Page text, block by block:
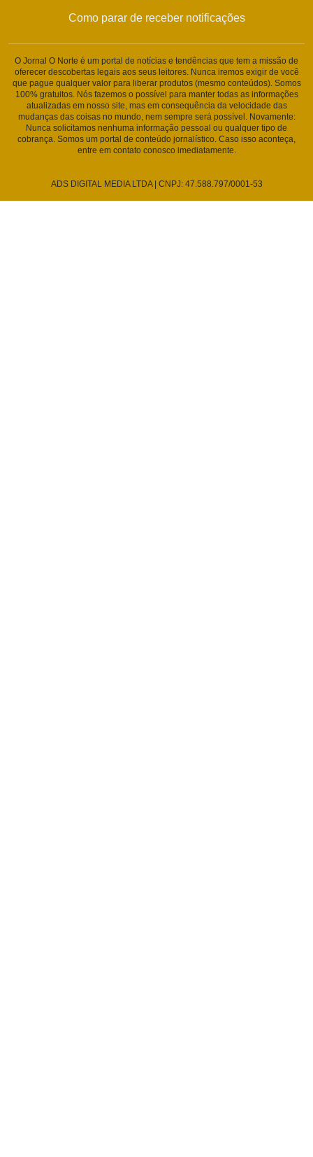
Como parar de receber notificações
O Jornal O Norte é um portal de notícias e tendências que tem a missão de
oferecer descobertas legais aos seus leitores. Nunca iremos exigir de você
que pague qualquer valor para liberar produtos (mesmo conteúdos). Somos
100% gratuitos. Nós fazemos o possível para manter todas as informações
atualizadas em nosso site, mas em consequência da velocidade das
mudanças das coisas no mundo, nem sempre será possível. Novamente:
Nunca solicitamos nenhuma informação pessoal ou qualquer tipo de
cobrança. Somos um portal de conteúdo jornalístico. Caso isso aconteça,
entre em contato conosco imediatamente.
ADS DIGITAL MEDIA LTDA | CNPJ: 47.588.797/0001-53